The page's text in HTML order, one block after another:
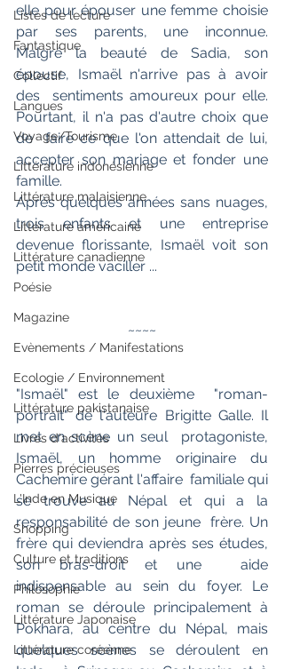
Listes de lecture
Fantastique
Collectif
Langues
Voyage/Tourisme
Littérature indonésienne
Littérature malaisienne
Littérature américaine
Littérature canadienne
Poésie
Magazine
Evènements / Manifestations
Ecologie / Environnement
Littérature pakistanaise
Livres d'activités
Pierres précieuses
L'Inde en Musique
Shopping
Culture et traditions
Philosophie
Littérature Japonaise
Littérature coréenne
elle pour épouser une femme choisie
par ses parents, une inconnue.
Malgré la beauté de Sadia, son
épouse, Ismaël n'arrive pas à avoir
des  sentiments amoureux pour elle.
Pourtant, il n'a pas d'autre choix que
de  faire ce que l'on attendait de lui,
accepter son mariage et fonder une
famille.
Après quelques années sans nuages,
trois enfants et une entreprise
devenue florissante, Ismaël voit son
petit monde vaciller ...
~~~~
"Ismaël" est le deuxième  "roman-
portrait" de l'auteure Brigitte Galle. Il
met en scène un seul  protagoniste,
Ismaël, un homme originaire du
Cachemire gérant l'affaire  familiale qui
se trouve au Népal et qui a la
responsabilité de son jeune  frère. Un
frère qui deviendra après ses études,
son bras-droit et une  aide
indispensable au sein du foyer. Le
roman se déroule principalement à
Pokhara, au centre du Népal, mais
quelques scènes se déroulent en